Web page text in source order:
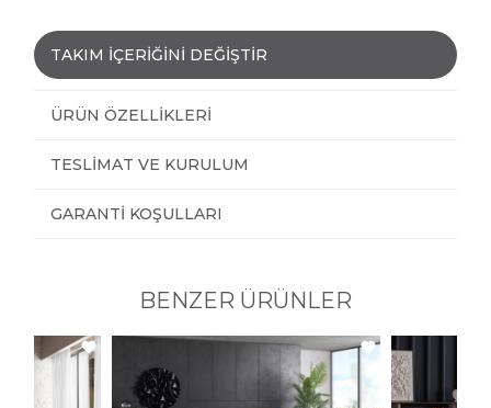
TAKIM İÇERİĞİNİ DEĞİŞTİR
ÜRÜN ÖZELLIKLERI
TESLIMAT VE KURULUM
GARANTI KOŞULLARI
BENZER ÜRÜNLER